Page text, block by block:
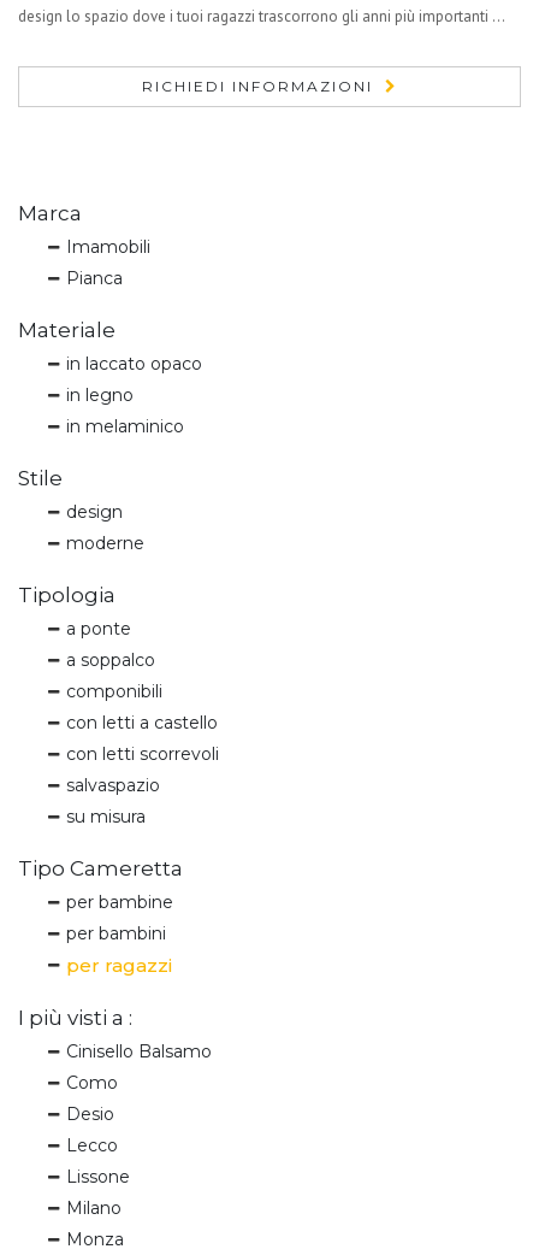
design lo spazio dove i tuoi ragazzi trascorrono gli anni più importanti ...
RICHIEDI INFORMAZIONI
Marca
Imamobili
Pianca
Materiale
in laccato opaco
in legno
in melaminico
Stile
design
moderne
Tipologia
a ponte
a soppalco
componibili
con letti a castello
con letti scorrevoli
salvaspazio
su misura
Tipo Cameretta
per bambine
per bambini
per ragazzi
I più visti a :
Cinisello Balsamo
Como
Desio
Lecco
Lissone
Milano
Monza